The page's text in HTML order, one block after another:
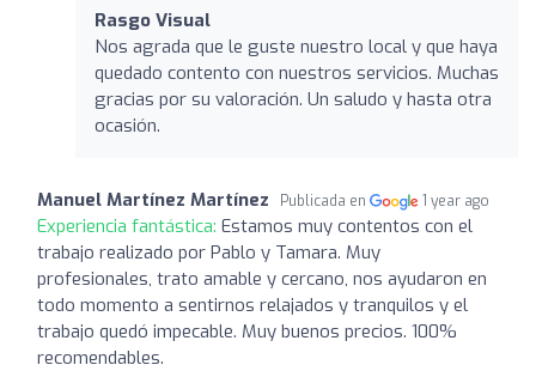
Rasgo Visual
Nos agrada que le guste nuestro local y que haya
quedado contento con nuestros servicios. Muchas
gracias por su valoración. Un saludo y hasta otra
ocasión.
Manuel Martínez Martínez Publicada en 1 year ago
Experiencia fantástica: Estamos muy contentos con el
trabajo realizado por Pablo y Tamara. Muy
profesionales, trato amable y cercano, nos ayudaron en
todo momento a sentirnos relajados y tranquilos y el
trabajo quedó impecable. Muy buenos precios. 100%
recomendables.